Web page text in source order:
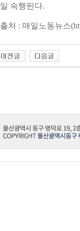
일 속행된다.
출처 : 매일노동뉴스(